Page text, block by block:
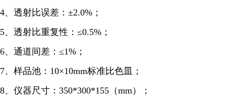
4、透射比误差：±2.0%；
5、透射比重复性：≤0.5%；
6、通道间差：≤1%；
7、样品池：10×10mm标准比色皿；
8、仪器尺寸：350*300*155（mm）；